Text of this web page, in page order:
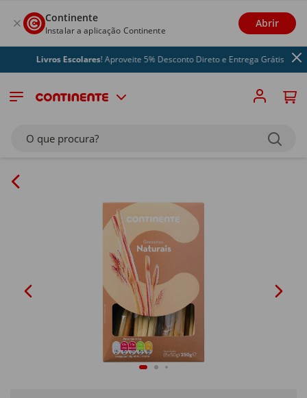
Continente
Instalar a aplicação Continente
Abrir
Livros Escolares! Aproveite 5% Desconto Direto e Entrega Grátis
O que procura?